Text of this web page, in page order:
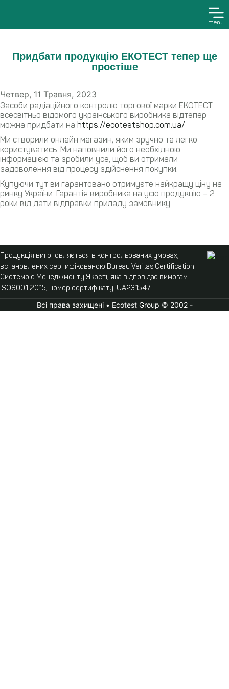
menu
Придбати продукцію ЕКОТЕСТ тепер ще
простіше
Четвер, 11 Травня, 2023
Засоби радіаційного контролю торгової марки ЕКОТЕСТ
всесвітньо відомого українського виробника відтепер
можна придбати на https://ecotestshop.com.ua/
Ми створили онлайн магазин, яким зручно та легко
користуватись. Ми наповнили його необхідною
інформацією та зробили усе, щоб ви отримали
задоволення від процесу здійснення покупки.
Купуючи тут ви гарантовано отримуєте найкращу ціну на
ринку України. Гарантія виробника на усю продукцію – 2
роки від дати відправки приладу замовнику.
Продукція виготовляється в контрольованих умовах,
встановлених сертифікованою Bureau Veritas Certification
Системою Менеджменту Якості, яка відповідає вимогам
ISO9001:2015, номер сертифікату: UA231547.
Всі права захищені • Ecotest Group © 2002 -